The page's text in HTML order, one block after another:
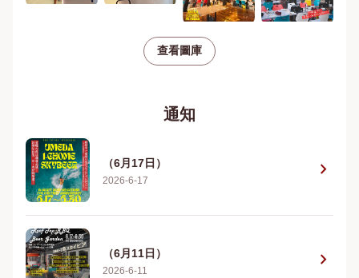
查看圖庫
通知
（6月17日）
2026-6-17 chevron_right
（6月11日）
2026-6-11 chevron_right